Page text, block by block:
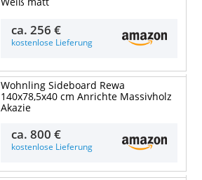
ca.256 €
kostenlose Lieferung
Wohnling Sideboard Rewa
140x78,5x40 cm Anrichte Massivholz
Akazie
ca.800 €
kostenlose Lieferung